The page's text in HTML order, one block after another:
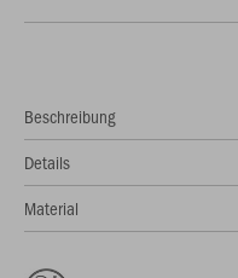
Beschreibung
Details
Material